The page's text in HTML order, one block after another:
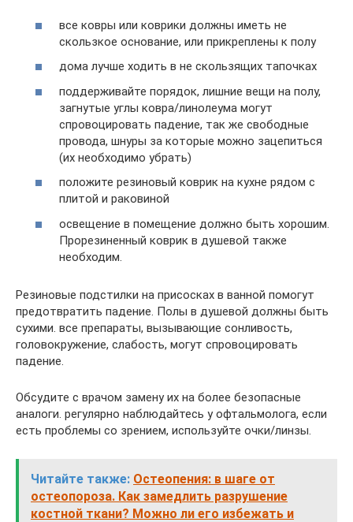
все ковры или коврики должны иметь не
скользкое основание, или прикреплены к полу
дома лучше ходить в не скользящих тапочках
поддерживайте порядок, лишние вещи на полу,
загнутые углы ковра/линолеума могут
спровоцировать падение, так же свободные
провода, шнуры за которые можно зацепиться
(их необходимо убрать)
положите резиновый коврик на кухне рядом с
плитой и раковиной
освещение в помещение должно быть хорошим.
Прорезиненный коврик в душевой также
необходим.
Резиновые подстилки на присосках в ванной помогут
предотвратить падение. Полы в душевой должны быть
сухими. все препараты, вызывающие сонливость,
головокружение, слабость, могут спровоцировать
падение.
Обсудите с врачом замену их на более безопасные
аналоги. регулярно наблюдайтесь у офтальмолога, если
есть проблемы со зрением, используйте очки/линзы.
Читайте также: Остеопения: в шаге от
остеопороза. Как замедлить разрушение
костной ткани? Можно ли его избежать и